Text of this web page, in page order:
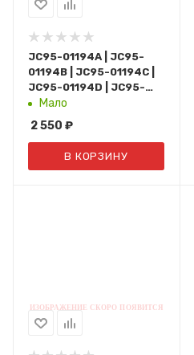
JC95-01194A | JC95-
01194B | JC95-01194C |
JC95-01194D | JC95-
01194E Samsung
3185
Мало
2 550 ₽
В КОРЗИНУ